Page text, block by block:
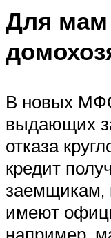
Для мам
В новых
выдающих
отказа
кредит
заемщикам,
имеют